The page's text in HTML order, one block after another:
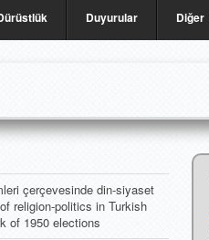
Duyurular Diğer
çerçevesinde din-siyaset
religion-politics in Turkish
of 1950 elections